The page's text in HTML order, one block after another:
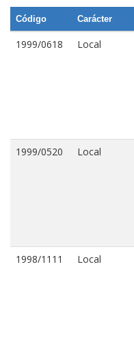
Código Carácter
1999/0618 Local
1999/0520 Local
1998/1111 Local